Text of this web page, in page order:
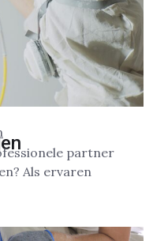
partner
Als ervaren